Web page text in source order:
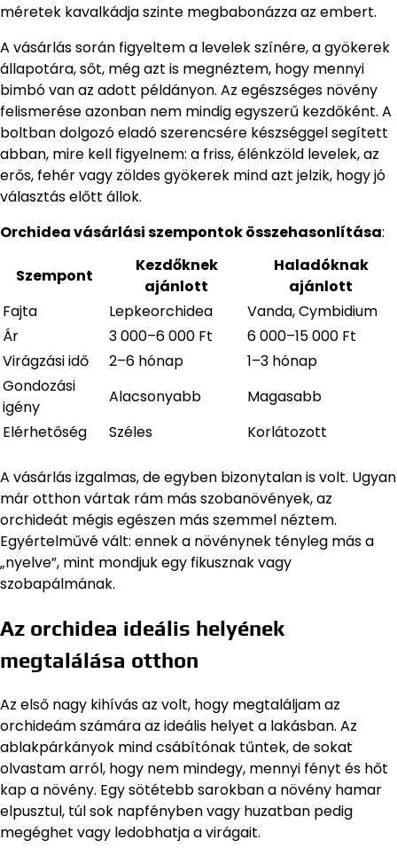
méretek kavalkádja szinte megbabonázza az embert.
A vásárlás során figyeltem a levelek színére, a gyökerek
állapotára, sőt, még azt is megnéztem, hogy mennyi
bimbó van az adott példányon. Az egészséges növény
felismerése azonban nem mindig egyszerű kezdőként. A
boltban dolgozó eladó szerencsére készséggel segített
abban, mire kell figyelnem: a friss, élénkzöld levelek, az
erős, fehér vagy zöldes gyökerek mind azt jelzik, hogy jó
választás előtt állok.
Orchidea vásárlási szempontok összehasonlítása:
Szempont
Kezdőknek
ajánlott
Haladóknak
ajánlott
Fajta
Lepkeorchidea
Vanda, Cymbidium
Ár
3 000–6 000 Ft
6 000–15 000 Ft
Virágzási idő
2–6 hónap
1–3 hónap
Gondozási
igény
Alacsonyabb
Magasabb
Elérhetőség
Széles Korlátozott
A vásárlás izgalmas, de egyben bizonytalan is volt. Ugyan
már otthon vártak rám más szobanövények, az
orchideát mégis egészen más szemmel néztem.
Egyértelművé vált: ennek a növénynek tényleg más a
„nyelve”, mint mondjuk egy fikusznak vagy
szobapálmának.
Az orchidea ideális helyének
megtalálása otthon
Az első nagy kihívás az volt, hogy megtaláljam az
orchideám számára az ideális helyet a lakásban. Az
ablakpárkányok mind csábítónak tűntek, de sokat
olvastam arról, hogy nem mindegy, mennyi fényt és hőt
kap a növény. Egy sötétebb sarokban a növény hamar
elpusztul, túl sok napfényben vagy huzatban pedig
megéghet vagy ledobhatja a virágait.